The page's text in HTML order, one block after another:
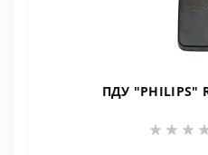
ПДУ "PHILIPS"